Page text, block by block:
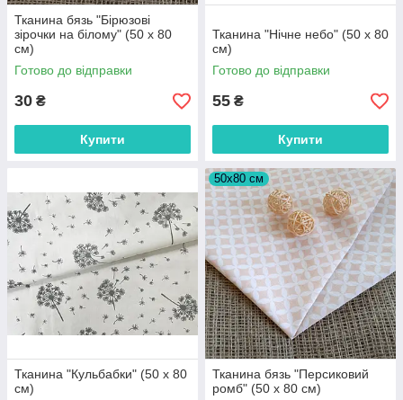
Тканина бязь "Бірюзові
зірочки на білому" (50 х 80
см)
Готово до відправки
30 ₴
Купити
Тканина "Нічне небо" (50 х 80
см)
Готово до відправки
55 ₴
Купити
Тканина "Кульбабки" (50 х 80
см)
50х80 см
Тканина бязь "Персиковий
ромб" (50 х 80 см)